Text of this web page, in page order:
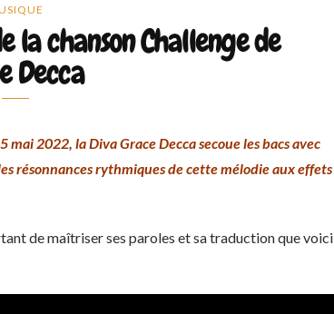
la chanson Challenge de
Decca
2022, la Diva Grace Decca secoue les bacs avec
résonnances rythmiques de cette mélodie aux effets
de maîtriser ses paroles et sa traduction que voici